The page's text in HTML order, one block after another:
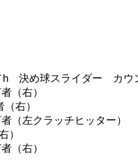
決め球スライダー カウ
（右）
右）
（左クラッチヒッター）
）
（右）